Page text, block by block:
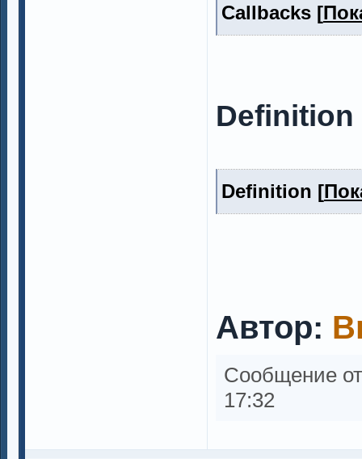
Callbacks [
Definition
Definition [
Автор:
Сообщение
17:32